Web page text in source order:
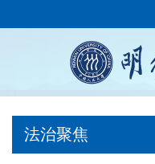
法治聚焦